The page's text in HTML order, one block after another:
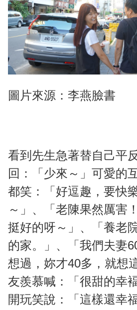
圖片來源：李燕臉書
看到先生急著替自己平
回：「少來～」可愛的
都笑：「好逗趣，要快
～」、「老陳果然厲害
挺好的呀～」、「養老
的家。」、「我們夫妻
想過，妳才40多，就想
友羨慕喊：「很甜的幸
開玩笑說：「這樣還幸